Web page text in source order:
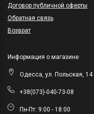
Договор публичной оферты
Обратная связь
Возврат
Информация о магазине
Одесса, ул. Польская, 14
+38(073)-040-73-08
Пн-Пт: 9:00 - 18:00